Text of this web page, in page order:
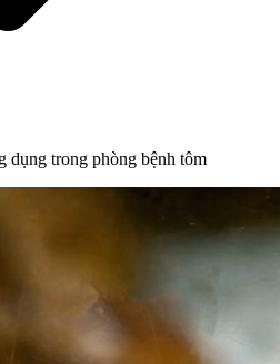
dụng trong phòng bệnh tôm